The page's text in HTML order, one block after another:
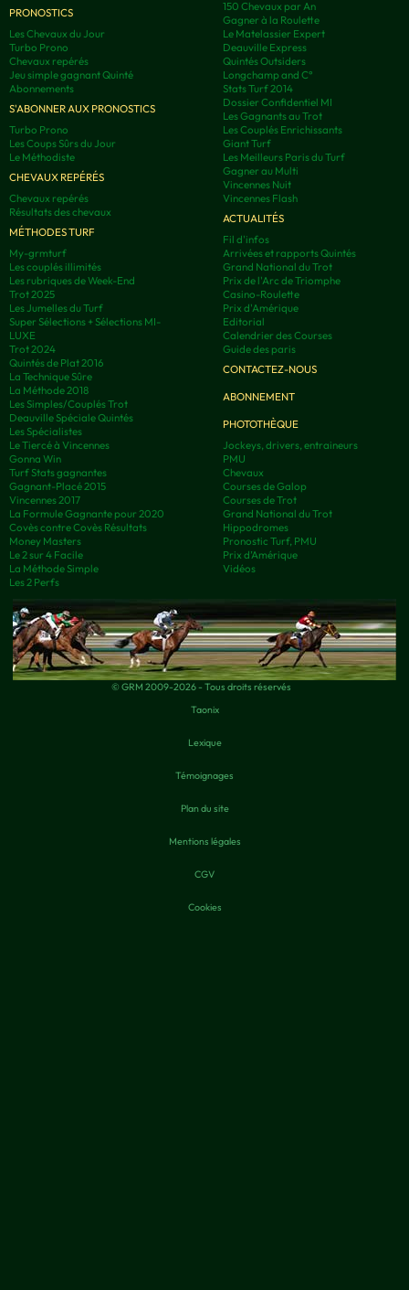
PRONOSTICS
Les Chevaux du Jour
Turbo Prono
Chevaux repérés
Jeu simple gagnant Quinté
Abonnements
S'ABONNER AUX PRONOSTICS
Turbo Prono
Les Coups Sûrs du Jour
Le Méthodiste
CHEVAUX REPÉRÉS
Chevaux repérés
Résultats des chevaux
MÉTHODES TURF
My-grmturf
Les couplés illimités
Les rubriques de Week-End
Trot 2025
Les Jumelles du Turf
Super Sélections + Sélections MI-
LUXE
Trot 2024
Quintés de Plat 2016
La Technique Sûre
La Méthode 2018
Les Simples/Couplés Trot
Deauville Spéciale Quintés
Les Spécialistes
Le Tiercé à Vincennes
Gonna Win
Turf Stats gagnantes
Gagnant-Placé 2015
Vincennes 2017
La Formule Gagnante pour 2020
Covès contre Covès Résultats
Money Masters
Le 2 sur 4 Facile
La Méthode Simple
Les 2 Perfs
150 Chevaux par An
Gagner à la Roulette
Le Matelassier Expert
Deauville Express
Quintés Outsiders
Longchamp and C°
Stats Turf 2014
Dossier Confidentiel MI
Les Gagnants au Trot
Les Couplés Enrichissants
Giant Turf
Les Meilleurs Paris du Turf
Gagner au Multi
Vincennes Nuit
Vincennes Flash
ACTUALITÉS
Fil d'infos
Arrivées et rapports Quintés
Grand National du Trot
Prix de l'Arc de Triomphe
Casino-Roulette
Prix d'Amérique
Editorial
Calendrier des Courses
Guide des paris
CONTACTEZ-NOUS
ABONNEMENT
PHOTOTHÈQUE
Jockeys, drivers, entraineurs
PMU
Chevaux
Courses de Galop
Courses de Trot
Grand National du Trot
Hippodromes
Pronostic Turf, PMU
Prix d’Amérique
Vidéos
© GRM 2009-2026 - Tous droits réservés
Taonix
Lexique
Témoignages
Plan du site
Mentions légales
CGV
Cookies